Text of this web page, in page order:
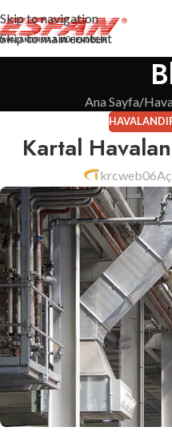
Skip to navigation
Skip to main content
Ana Sayfa
Kartal
krcweb06